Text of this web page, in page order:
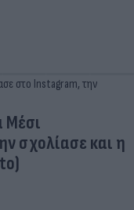
Μέσι
σχολίασε και η